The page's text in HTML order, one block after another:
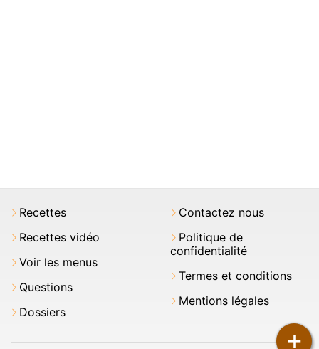
+
Recettes
Recettes vidéo
Voir les menus
Questions
Dossiers
Contactez nous
Politique de
confidentialité
Termes et conditions
Mentions légales